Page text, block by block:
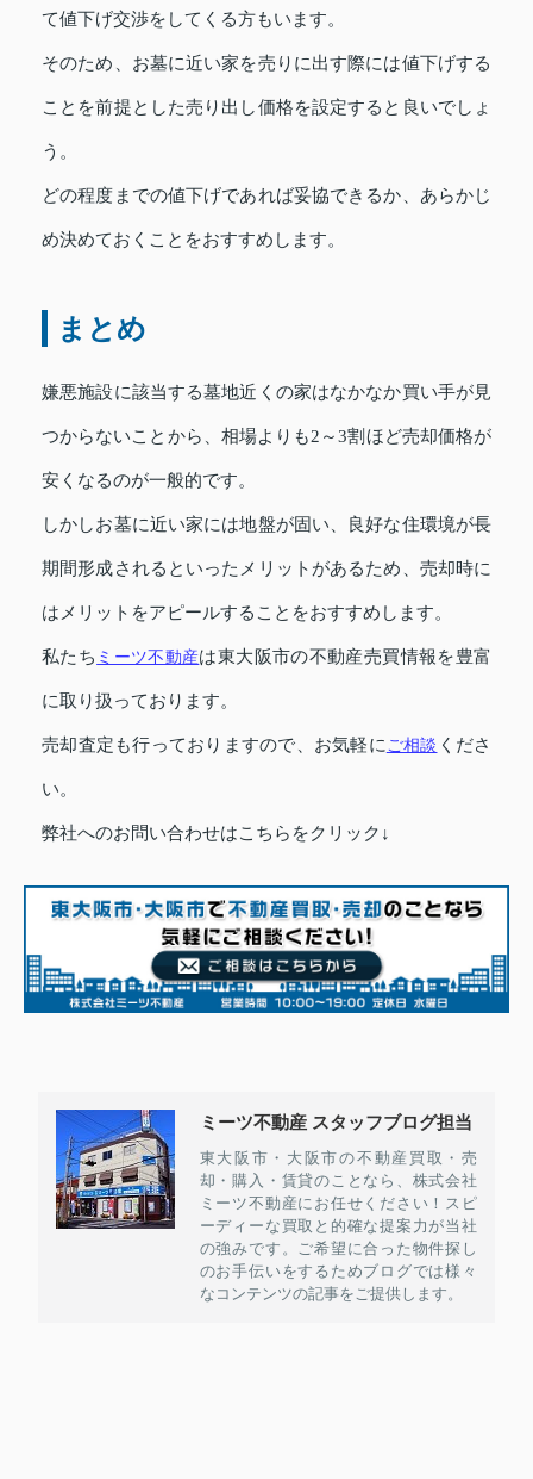
て値下げ交渉をしてくる方もいます。
そのため、お墓に近い家を売りに出す際には値下げする
ことを前提とした売り出し価格を設定すると良いでしょ
う。
どの程度までの値下げであれば妥協できるか、あらかじ
め決めておくことをおすすめします。
まとめ
嫌悪施設に該当する墓地近くの家はなかなか買い手が見
つからないことから、相場よりも2～3割ほど売却価格が
安くなるのが一般的です。
しかしお墓に近い家には地盤が固い、良好な住環境が長
期間形成されるといったメリットがあるため、売却時に
はメリットをアピールすることをおすすめします。
私たち ミーツ不動産は東大阪市の不動産売買情報を豊富
に取り扱っております。
売却査定も行っておりますので、お気軽に ご相談 くださ
い。
弊社へのお問い合わせはこちらをクリック↓
ミーツ不動産 スタッフブログ担当
東大阪市・大阪市の不動産買取・売
却・購入・賃貸のことなら、株式会社
ミーツ不動産にお任せください！スピ
ーディーな買取と的確な提案力が当社
の強みです。ご希望に合った物件探し
のお手伝いをするためブログでは様々
なコンテンツの記事をご提供します。